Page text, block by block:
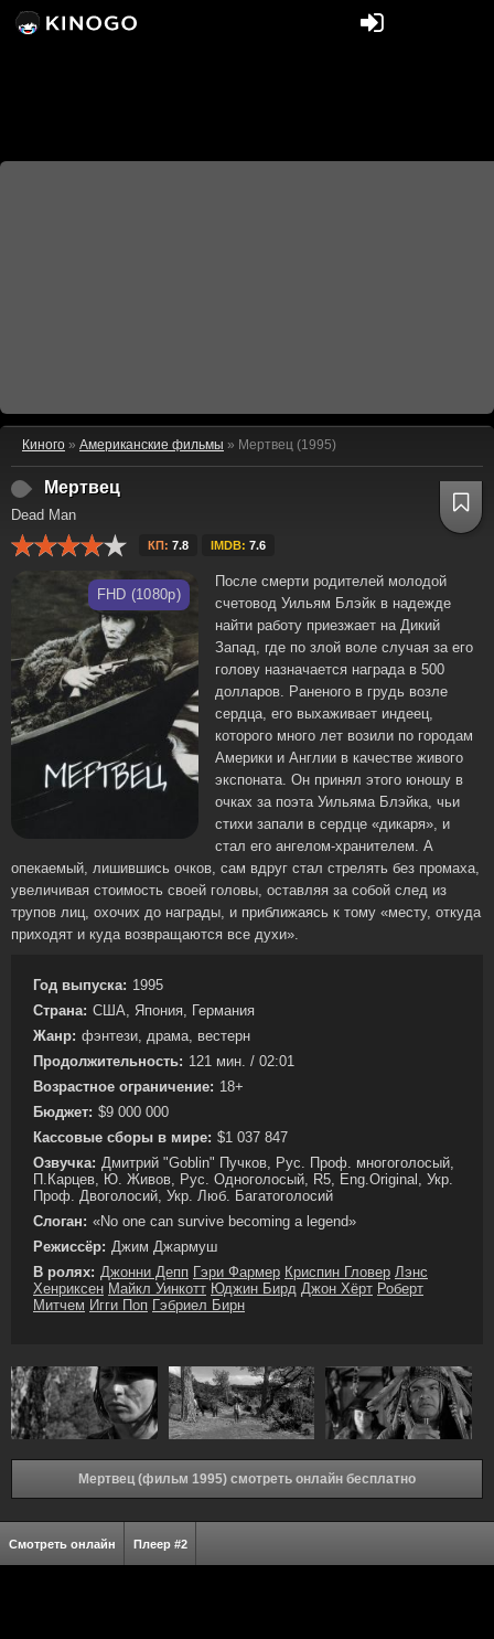
Киного » Американские фильмы » Мертвец (1995)
Мертвец
Dead Man
КП: 7.8 IMDB: 7.6
FHD (1080p)
После смерти родителей молодой
счетовод Уильям Блэйк в надежде
найти работу приезжает на Дикий
Запад, где по злой воле случая за его
голову назначается награда в 500
долларов. Раненого в грудь возле
сердца, его выхаживает индеец,
которого много лет возили по городам
Америки и Англии в качестве живого
экспоната. Он принял этого юношу в
очках за поэта Уильяма Блэйка, чьи
стихи запали в сердце «дикаря», и
стал его ангелом-хранителем. А
опекаемый, лишившись очков, сам вдруг стал стрелять без промаха,
увеличивая стоимость своей головы, оставляя за собой след из
трупов лиц, охочих до награды, и приближаясь к тому «месту, откуда
приходят и куда возвращаются все духи».
Год выпуска: 1995
Страна: США, Япония, Германия
Жанр: фэнтези, драма, вестерн
Продолжительность: 121 мин. / 02:01
Возрастное ограничение: 18+
Бюджет: $9 000 000
Кассовые сборы в мире: $1 037 847
Озвучка: Дмитрий "Goblin" Пучков, Рус. Проф. многоголосый,
П.Карцев, Ю. Живов, Рус. Одноголосый, R5, Eng.Original, Укр.
Проф. Двоголосий, Укр. Люб. Багатоголосий
Слоган: «No one can survive becoming a legend»
Режиссёр: Джим Джармуш
В ролях: Джонни Депп Гэри Фармер Криспин Гловер Лэнс
Хенриксен Майкл Уинкотт Юджин Бирд Джон Хёрт Роберт
Митчем Игги Поп Гэбриел Бирн
Мертвец (фильм 1995) смотреть онлайн бесплатно
Смотреть онлайн Плеер #2